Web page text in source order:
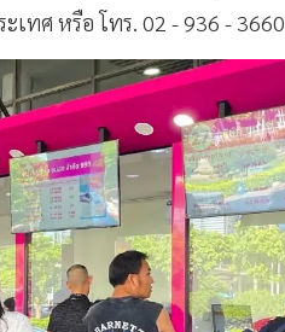
ะเทศ หรือ โทร. 02 - 936 - 3660